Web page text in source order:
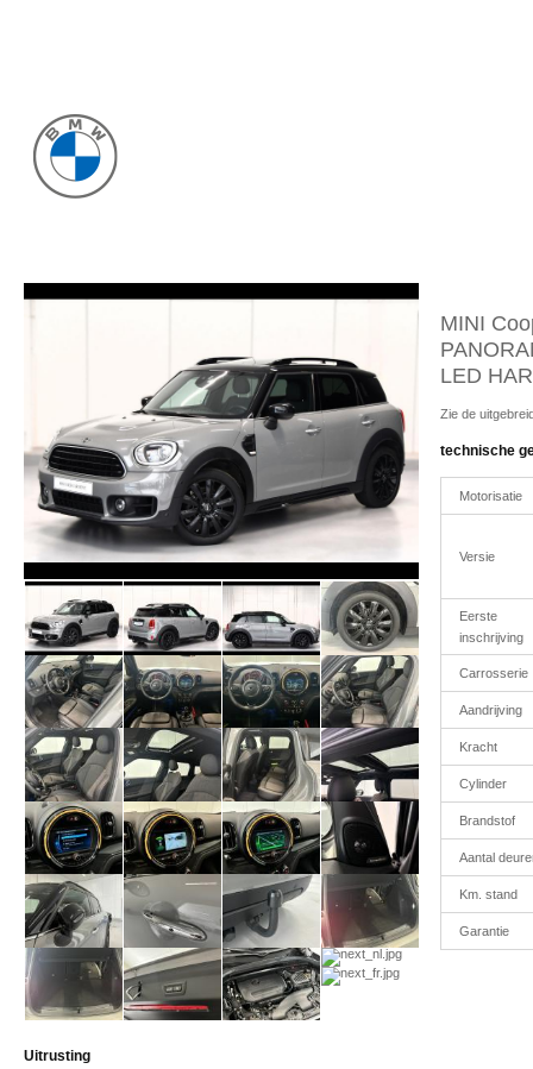
Uitrusting
MINI
LED
Zie de
technische
Motorisatie
Versie
Eerste
inschrijving
Carrosserie
Aandrijving
Kracht
Cylinder
Brandstof
Aantal
Km. stand
Garantie